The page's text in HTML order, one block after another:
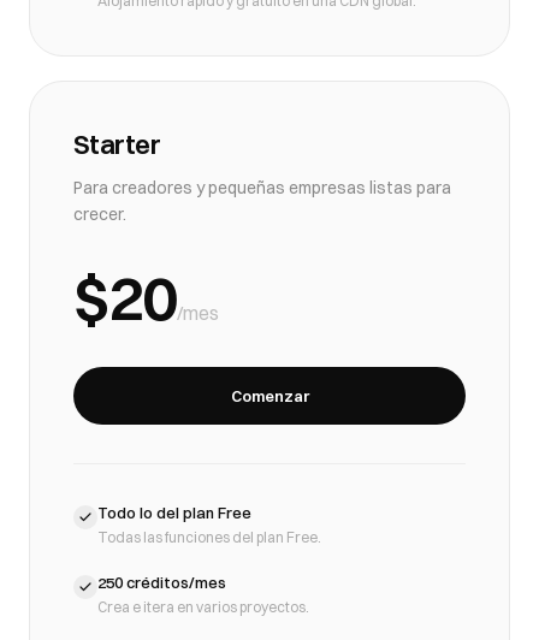
Starter
Para creadores y pequeñas empresas listas para
crecer.
$20/mes
Comenzar
Todo lo del plan Free
Todas las funciones del plan Free.
250 créditos/mes
Crea e itera en varios proyectos.